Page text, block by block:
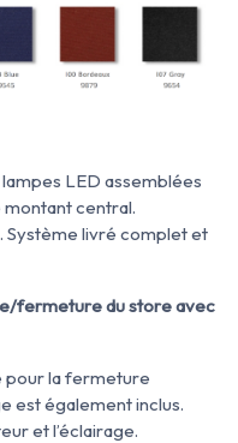
LED assemblées
montant central.
Système livré complet et
fermeture du store avec
pour la fermeture
est également inclus.
et l’éclairage.